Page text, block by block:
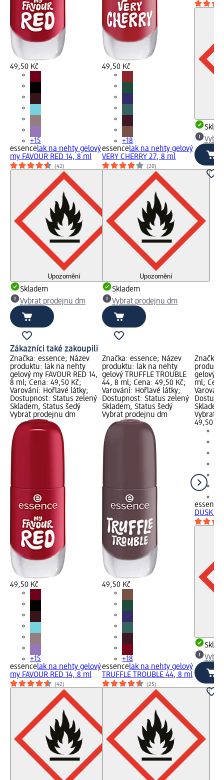
49,50 Kč
+15
essencelak na nehty gelový
my FAVOUR RED 14, 8 ml
(42)
Upozornění
Skladem
Vybrat prodejnu dm
49,50 Kč
+18
essencelak na nehty gelový
VERY CHERRY 27, 8 ml
(20)
Upozornění
Skladem
Vybrat prodejnu dm
Zákazníci také zakoupili
Značka: essence; Název
produktu: lak na nehty
gelový my FAVOUR RED 14,
8 ml; Cena: 49,50 Kč;
Varování: Hořlavé látky;
Dostupnost: Status zelený
Skladem, Status šedý
Vybrat prodejnu dm
49,50 Kč
+15
essencelak na nehty gelový
my FAVOUR RED 14, 8 ml
(42)
Značka: essence; Název
produktu: lak na nehty
gelový TRUFFLE TROUBLE
44, 8 ml; Cena: 49,50 Kč;
Varování: Hořlavé látky;
Dostupnost: Status zelený
Skladem, Status šedý
Vybrat prodejnu dm
49,50 Kč
+18
essencelak na nehty gelový
TRUFFLE TROUBLE 44, 8 ml
(25)
Značka:
gelový
ml;
Vybrat
49,50 Kč
essence
DUSK